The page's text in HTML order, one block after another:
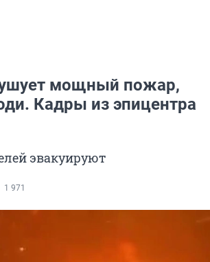
мощный пожар,
Кадры из эпицентра
эвакуируют
1 971